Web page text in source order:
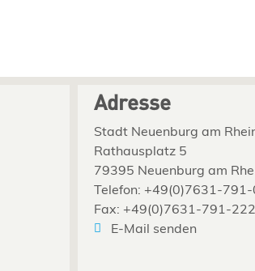
Adresse
Stadt Neuenburg am
Rathausplatz 5
79395 Neuenburg am
Telefon: +49(0)7631-
Fax: +49(0)7631-791-222
E-Mail senden